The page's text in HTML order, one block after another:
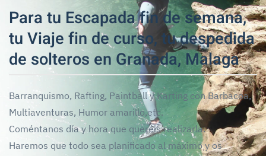
Para tu Escapada fin de semana,
tu Viaje fin de curso, tu despedida
de solteros en Granada, Malaga
Barranquismo, Rafting, Paintball y Karting con Barbacoa,
Multiaventuras, Humor amarillo,etc.
Coméntanos día y hora que queréis realizarla.
Haremos que todo sea planificado al máximo y os